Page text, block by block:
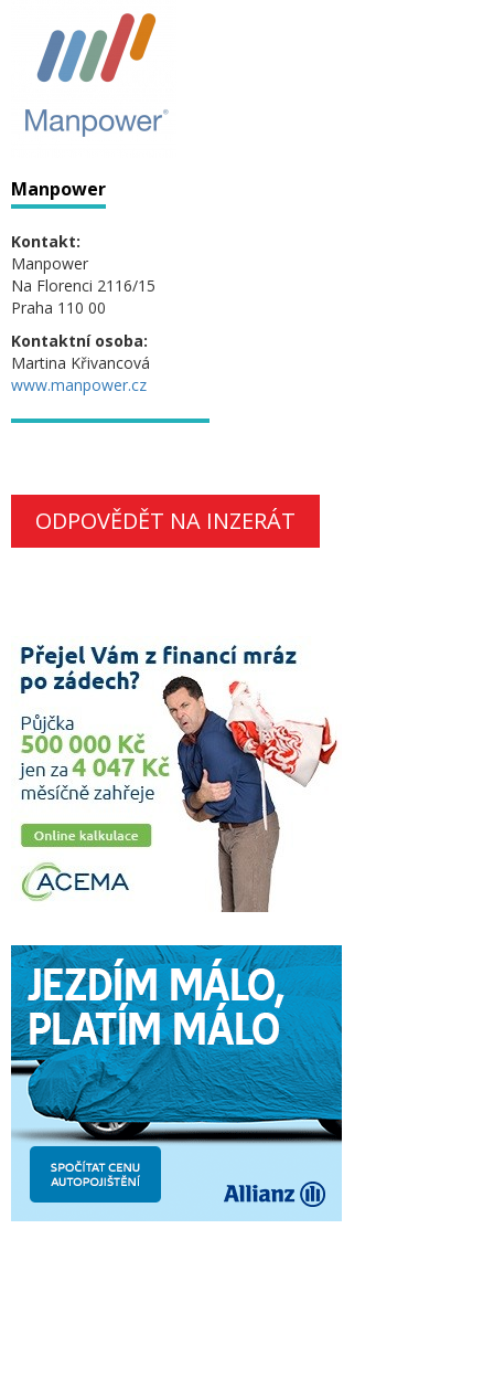
Manpower
Kontakt:
Manpower
Na Florenci 2116/15
Praha 110 00
Kontaktní osoba:
Martina Křivancová
www.manpower.cz
ODPOVĚDĚT NA INZERÁT